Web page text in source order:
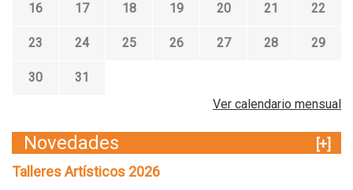
16 17 18 19 20 21 22
23 24 25 26 27 28 29
30
31
Ver calendario mensual
Novedades
[+]
Talleres Artísticos 2026